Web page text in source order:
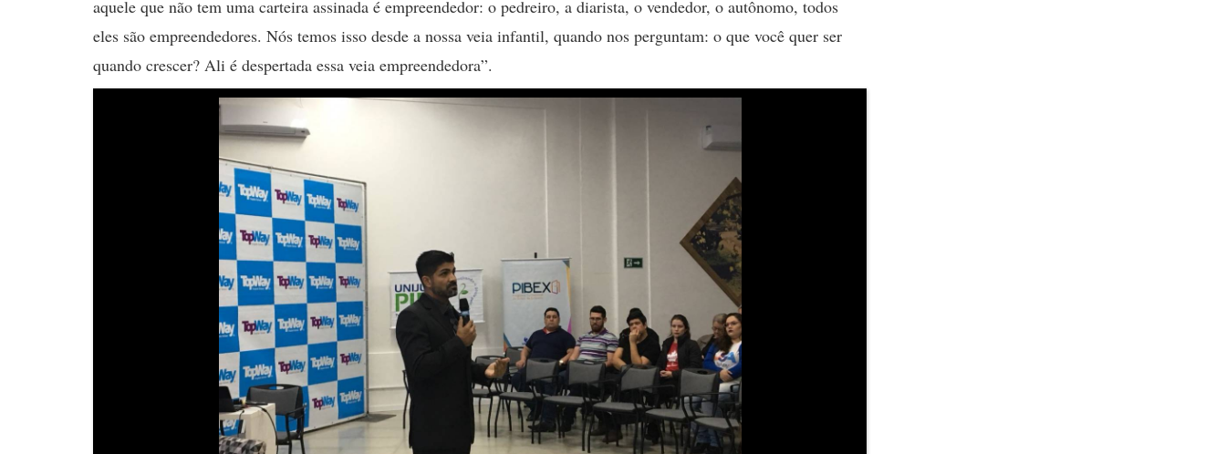
aquele que não tem uma carteira assinada é empreendedor: o pedreiro, a diarista, o vendedor, o autônomo, todos
eles são empreendedores. Nós temos isso desde a nossa veia infantil, quando nos perguntam: o que você quer ser
quando crescer? Ali é despertada essa veia empreendedora”.